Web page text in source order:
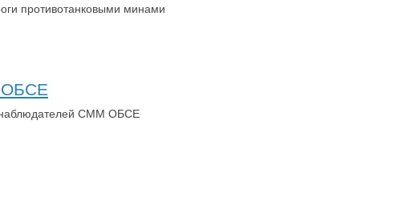
противотанковыми минами
ОБСЕ
наблюдателей СММ ОБСЕ